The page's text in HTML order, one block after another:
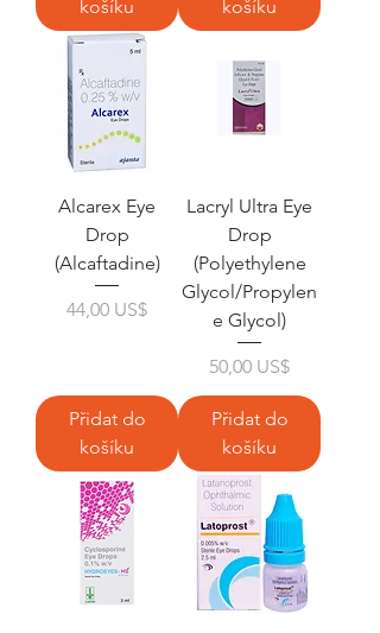
košíku
košíku
Alcarex Eye
Drop
(Alcaftadine)
Cena
44,00 US$
Přidat do
košíku
Lacryl Ultra Eye
Drop
(Polyethylene
Glycol/Propylen
e Glycol)
Cena
50,00 US$
Přidat do
košíku